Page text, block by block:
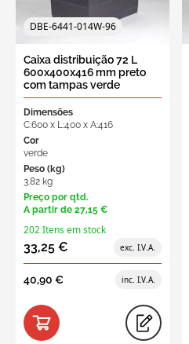
DBE-6441-014W-96
Caixa distribuição 72 L
600x400x416 mm preto
com tampas verde
Dimensões
C:600 x L:400 x A:416
Cor
verde
Peso (kg)
3.82 kg
Preço por qtd.
A partir de 27,15 €
202 Itens em stock
33,25 €
40,90 €